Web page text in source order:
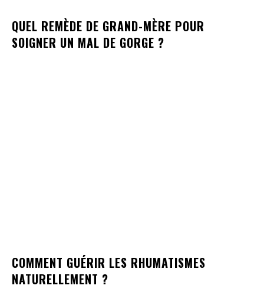
QUEL REMÈDE DE GRAND-MÈRE POUR
SOIGNER UN MAL DE GORGE ?
COMMENT GUÉRIR LES RHUMATISMES
NATURELLEMENT ?